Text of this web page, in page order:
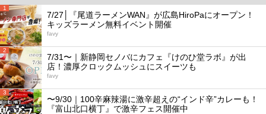
1
7/27│『尾道ラーメンWAN』が広島HiroPaにオープン！
キッズラーメン無料イベント開催
favy
2
7/31〜｜新静岡セノバにカフェ『けのひ堂ラボ』が出
店！濃厚クロックムッシュにスイーツも
favy
3
〜9/30｜100辛麻辣湯に激辛超えの“インド辛”カレーも！
『富山北口横丁』で激辛フェス開催中